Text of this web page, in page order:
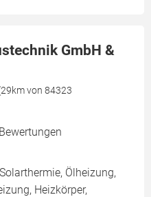
GmbH &
von 84323
Ölheizung,
Heizkörper,